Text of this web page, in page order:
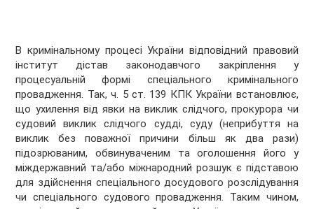
В кримінальному процесі України відповідний правовий
інститут дістав законодавчого закріплення у
процесуальній формі спеціального кримінального
провадження. Так, ч. 5 ст. 139 КПК України встановлює,
що ухилення від явки на виклик слідчого, прокурора чи
судовий виклик слідчого судді, суду (неприбуття на
виклик без поважної причини більш як два рази)
підозрюваним, обвинуваченим та оголошення його у
міждержавний та/або міжнародний розшук є підставою
для здійснення спеціального досудового розслідування
чи спеціального судового провадження. Таким чином,